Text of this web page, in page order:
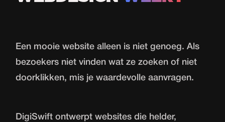
Een mooie website alleen is niet genoeg. Als
bezoekers niet vinden wat ze zoeken of niet
doorklikken, mis je waardevolle aanvragen.
DigiSwift ontwerpt websites die helder,